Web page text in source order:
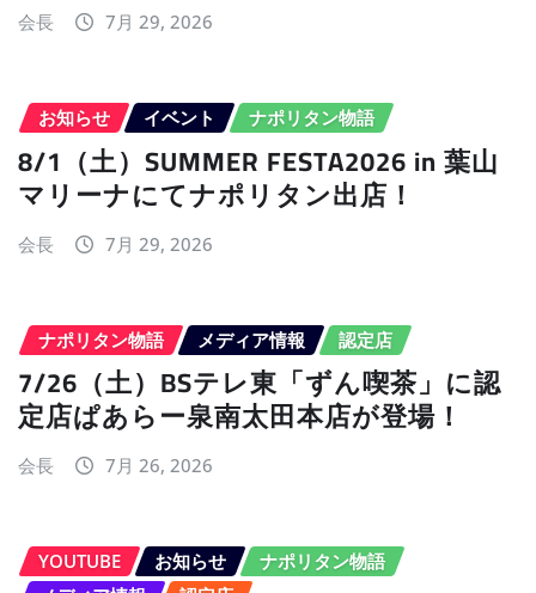
会長 7月 29, 2026
お知らせ イベント ナポリタン物語
8/1（土）SUMMER FESTA2026 in 葉山
マリーナにてナポリタン出店！
会長 7月 29, 2026
ナポリタン物語 メディア情報 認定店
7/26（土）BSテレ東「ずん喫茶」に認
定店ぱあらー泉南太田本店が登場！
会長 7月 26, 2026
YOUTUBE お知らせ
ナポリタン物語